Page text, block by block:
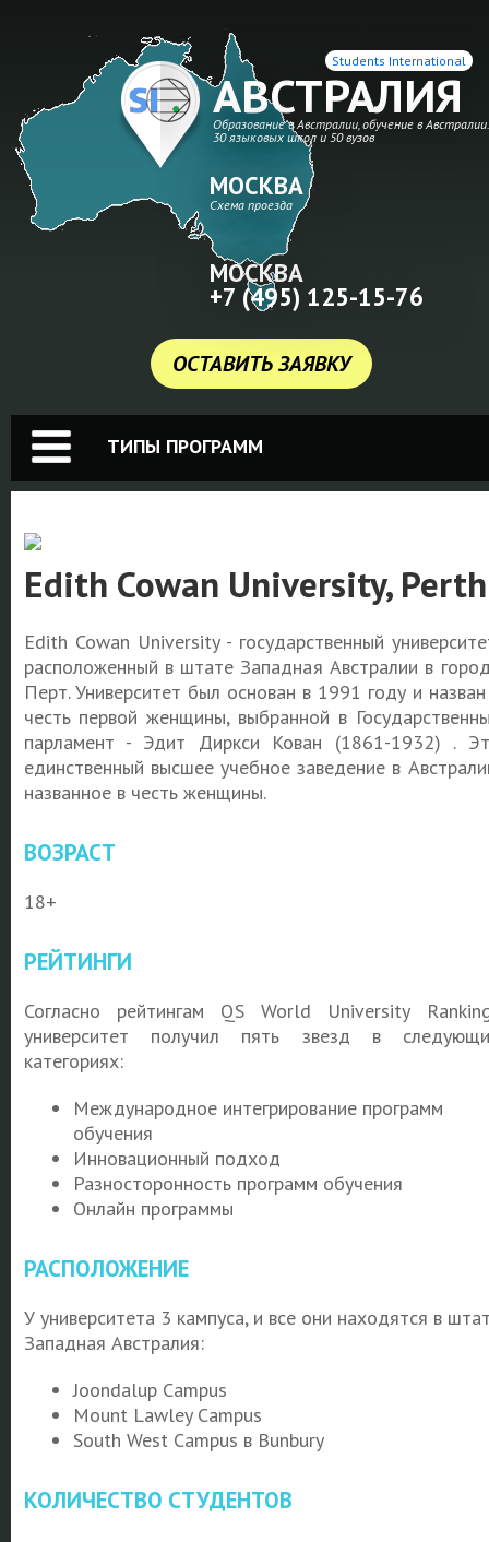
АВСТРАЛИЯ
Образование в Австралии, обучение в Австралии.
30 языковых школ и 50 вузов
Students International
ОСТАВИТЬ ЗАЯВКУ
МОСКВА
Схема проезда
МОСКВА
+7 (495) 125-15-76
ТИПЫ ПРОГРАММ
Edith Cowan University, Perth
Edith Cowan University - государственный
расположенный в штате Западная Австралии в
Перт. Университет был основан в 1991 году и
честь первой женщины, выбранной в
парламент - Эдит Диркси Кован (1861-1932) .
единственный высшее учебное заведение в
названное в честь женщины.
ВОЗРАСТ
18+
РЕЙТИНГИ
Согласно рейтингам QS World University
университет получил пять звезд в
категориях:
Международное интегрирование программ
обучения
Инновационный подход
Разносторонность программ обучения
Онлайн программы
РАСПОЛОЖЕНИЕ
У университета 3 кампуса, и все они находятся в
Западная Австралия:
Joondalup Campus
Mount Lawley Campus
South West Campus в Bunbury
КОЛИЧЕСТВО СТУДЕНТОВ